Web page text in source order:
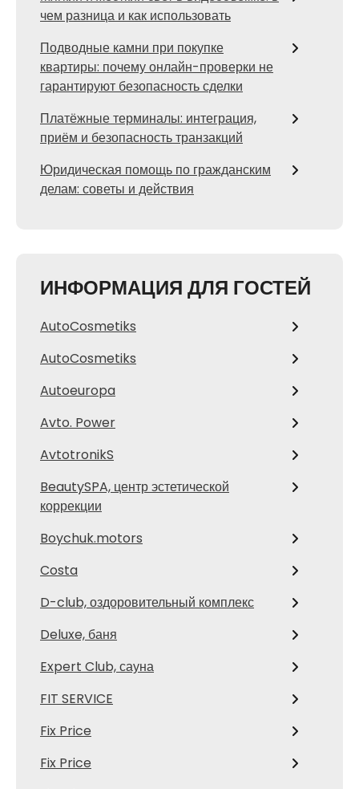
чем разница и как использовать
Подводные камни при покупке
квартиры: почему онлайн-проверки не
гарантируют безопасность сделки
Платёжные терминалы: интеграция,
приём и безопасность транзакций
Юридическая помощь по гражданским
делам: советы и действия
ИНФОРМАЦИЯ ДЛЯ ГОСТЕЙ
AutoCosmetiks
AutoCosmetiks
Autoeuropa
Avto. Power
AvtotronikS
BeautySPA, центр эстетической
коррекции
Boychuk.motors
Costa
D-club, оздоровительный комплекс
Deluxe, баня
Expert Club, сауна
FIT SERVICE
Fix Price
Fix Price